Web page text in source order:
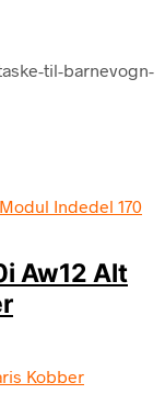
til-barnevogn-
Aw12 Alt